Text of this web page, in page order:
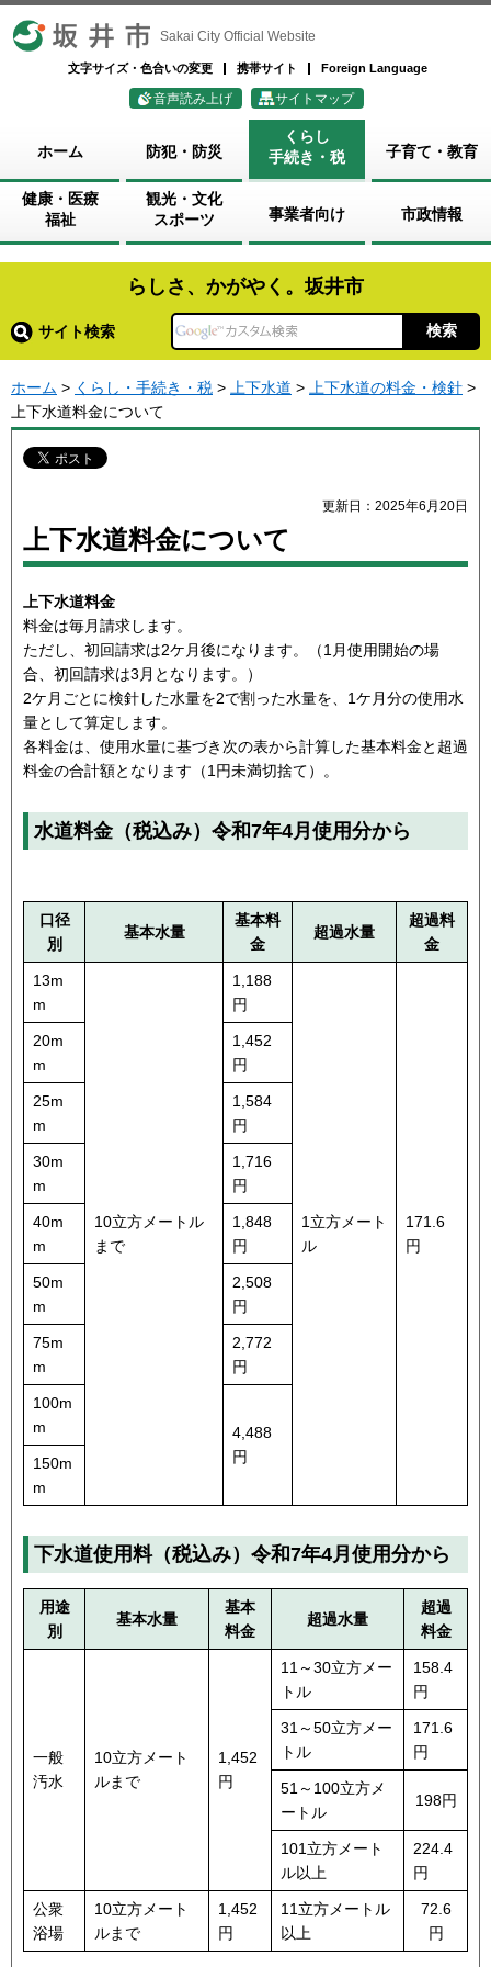
坂井市 Sakai City Official Website
文字サイズ・色合いの変更 携帯サイト Foreign Language
音声読み上げ サイトマップ
ホーム 防犯・防災
くらし
手続き・税
子育て・教育
健康・医療
福祉
観光・文化
スポーツ
事業者向け 市政情報
らしさ、かがやく。坂井市
サイト検索
ホーム > くらし・手続き・税 > 上下水道 > 上下水道の料金・検針 >
上下水道料金について
更新日：2025年6月20日
上下水道料金について
上下水道料金
料金は毎月請求します。
ただし、初回請求は2ケ月後になります。（1月使用開始の場
合、初回請求は3月となります。）
2ケ月ごとに検針した水量を2で割った水量を、1ケ月分の使用水
量として算定します。
各料金は、使用水量に基づき次の表から計算した基本料金と超過
料金の合計額となります（1円未満切捨て）。
水道料金（税込み）令和7年4月使用分から
口径
別
基本水量
基本料
金
超過水量
超過料
金
13m
m
10立方メートル
まで
1,188
円
1立方メート
ル
171.6
円
20m
m
1,452
円
25m
m
1,584
円
30m
m
1,716
円
40m
m
1,848
円
50m
m
2,508
円
75m
m
2,772
円
100m
m
4,488
円
150m
m
下水道使用料（税込み）令和7年4月使用分から
用途
別
基本水量
基本
料金
超過水量
超過
料金
一般
汚水
10立方メート
ルまで
1,452
円
11～30立方メー
トル
158.4
円
31～50立方メー
トル
171.6
円
51～100立方メ
ートル
198円
101立方メート
ル以上
224.4
円
公衆
浴場
10立方メート
ルまで
1,452
円
11立方メートル
以上
72.6
円